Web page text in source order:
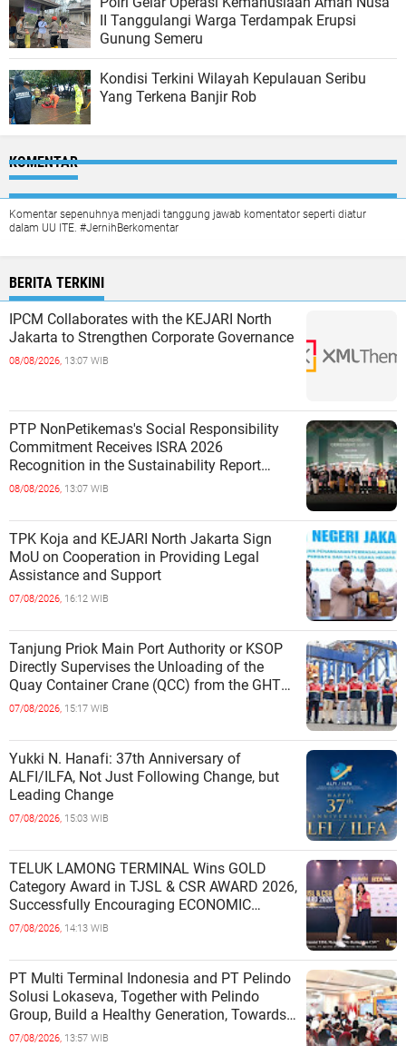
II Tanggulangi Warga Terdampak Erupsi
Gunung Semeru
Kondisi Terkini Wilayah Kepulauan Seribu
Yang Terkena Banjir Rob
KOMENTAR
Komentar sepenuhnya menjadi tanggung jawab komentator seperti diatur
dalam UU ITE. #JernihBerkomentar
BERITA TERKINI
IPCM Collaborates with the KEJARI North
Jakarta to Strengthen Corporate Governance
08/08/2026, 13:07 WIB
PTP NonPetikemas's Social Responsibility
Commitment Receives ISRA 2026
Recognition in the Sustainability Report
Category
08/08/2026, 13:07 WIB
TPK Koja and KEJARI North Jakarta Sign
MoU on Cooperation in Providing Legal
Assistance and Support
07/08/2026, 16:12 WIB
Tanjung Priok Main Port Authority or KSOP
Directly Supervises the Unloading of the
Quay Container Crane (QCC) from the GHT
Marimas Ship at the North J
07/08/2026, 15:17 WIB
Yukki N. Hanafi: 37th Anniversary of
ALFI/ILFA, Not Just Following Change, but
Leading Change
07/08/2026, 15:03 WIB
TELUK LAMONG TERMINAL Wins GOLD
Category Award in TJSL & CSR AWARD 2026,
Successfully Encouraging ECONOMIC
INDEPENDENCE OF COASTAL
07/08/2026, 14:13 WIB
PT Multi Terminal Indonesia and PT Pelindo
Solusi Lokaseva, Together with Pelindo
Group, Build a Healthy Generation, Towards
a Golden Indonesia
07/08/2026, 13:57 WIB